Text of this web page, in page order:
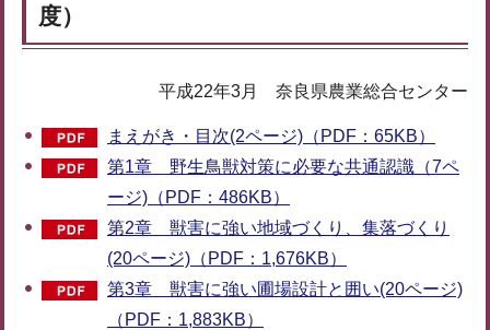
度）
平成22年3月 奈良県農業総合センター
まえがき・目次(2ページ)（PDF：65KB）
第1章 野生鳥獣対策に必要な共通認識（7ペ
ージ)（PDF：486KB）
第2章 獣害に強い地域づくり、集落づくり
(20ページ)（PDF：1,676KB）
第3章 獣害に強い圃場設計と囲い(20ページ)
（PDF：1,883KB）